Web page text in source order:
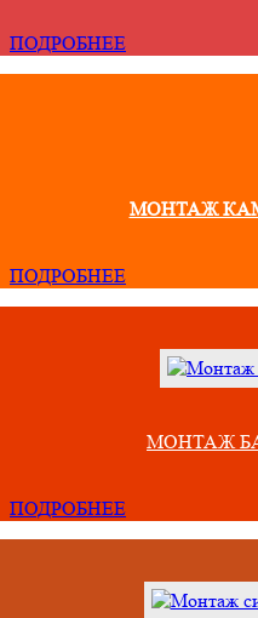
ПОДРОБНЕЕ
МОНТАЖ
ПОДРОБНЕЕ
МОНТАЖ
ПОДРОБНЕЕ